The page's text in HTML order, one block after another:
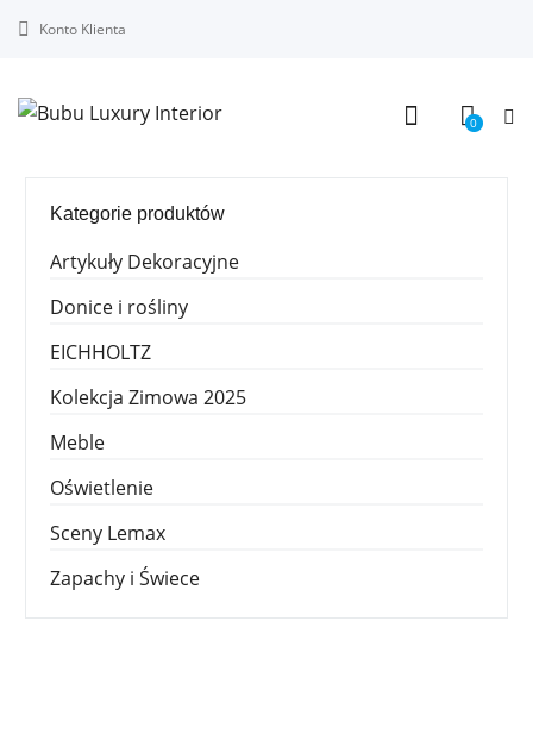
Konto Klienta
0
Kategorie produktów
Artykuły Dekoracyjne
Donice i rośliny
EICHHOLTZ
Kolekcja Zimowa 2025
Meble
Oświetlenie
Sceny Lemax
Zapachy i Świece